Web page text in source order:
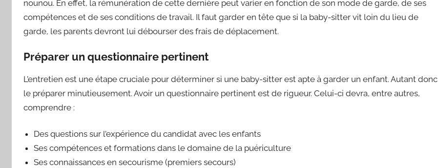
nounou. En effet, la rémunération de cette dernière peut varier en fonction de son mode de garde, de ses
compétences et de ses conditions de travail. Il faut garder en tête que si la baby-sitter vit loin du lieu de
garde, les parents devront lui débourser des frais de déplacement.
Préparer un questionnaire pertinent
L’entretien est une étape cruciale pour déterminer si une baby-sitter est apte à garder un enfant. Autant donc
le préparer minutieusement. Avoir un questionnaire pertinent est de rigueur. Celui-ci devra, entre autres,
comprendre :
Des questions sur l’expérience du candidat avec les enfants
Ses compétences et formations dans le domaine de la puériculture
Ses connaissances en secourisme (premiers secours)